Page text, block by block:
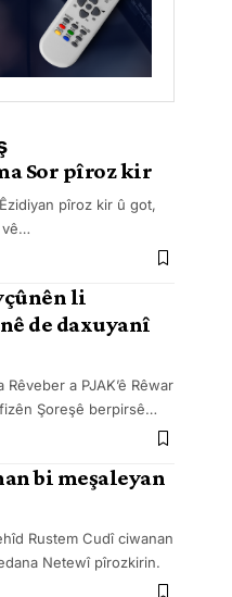
Sor pîroz kir
pîroz kir û got,
…
li
de daxuyanî
a PJAK’ê Rêwar
Şoreşê berpirsê…
bi meşaleyan
Rustem Cudî ciwanan
Netewî pîrozkirin.